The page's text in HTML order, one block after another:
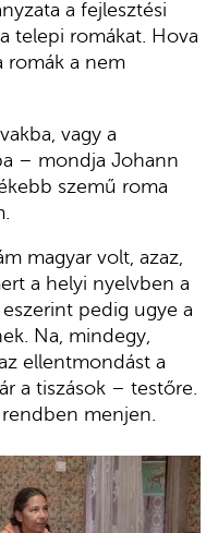
a fejlesztési
telepi romákat. Hova
romák a nem
vagy a
– mondja Johann
szemű roma
magyar volt, azaz,
a helyi nyelvben a
pedig ugye a
Na, mindegy,
ellentmondást a
a tiszások – testőre.
menjen.